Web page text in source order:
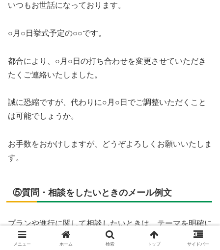
いつもお世話になっております。
○月○日挙式予定の○○です。
都合により、○月○日の打ち合わせを変更させていただき
たくご連絡いたしました。
誠に恐縮ですが、代わりに○月○日でご調整いただくこと
は可能でしょうか。
お手数をおかけしますが、どうぞよろしくお願いいたしま
す。
⑤質問・相談をしたいときのメール例文
プランや進行に関して相談したいときは、テーマを明確に
書くのがコツです。
メニュー ホーム 検索 トップ サイドバー